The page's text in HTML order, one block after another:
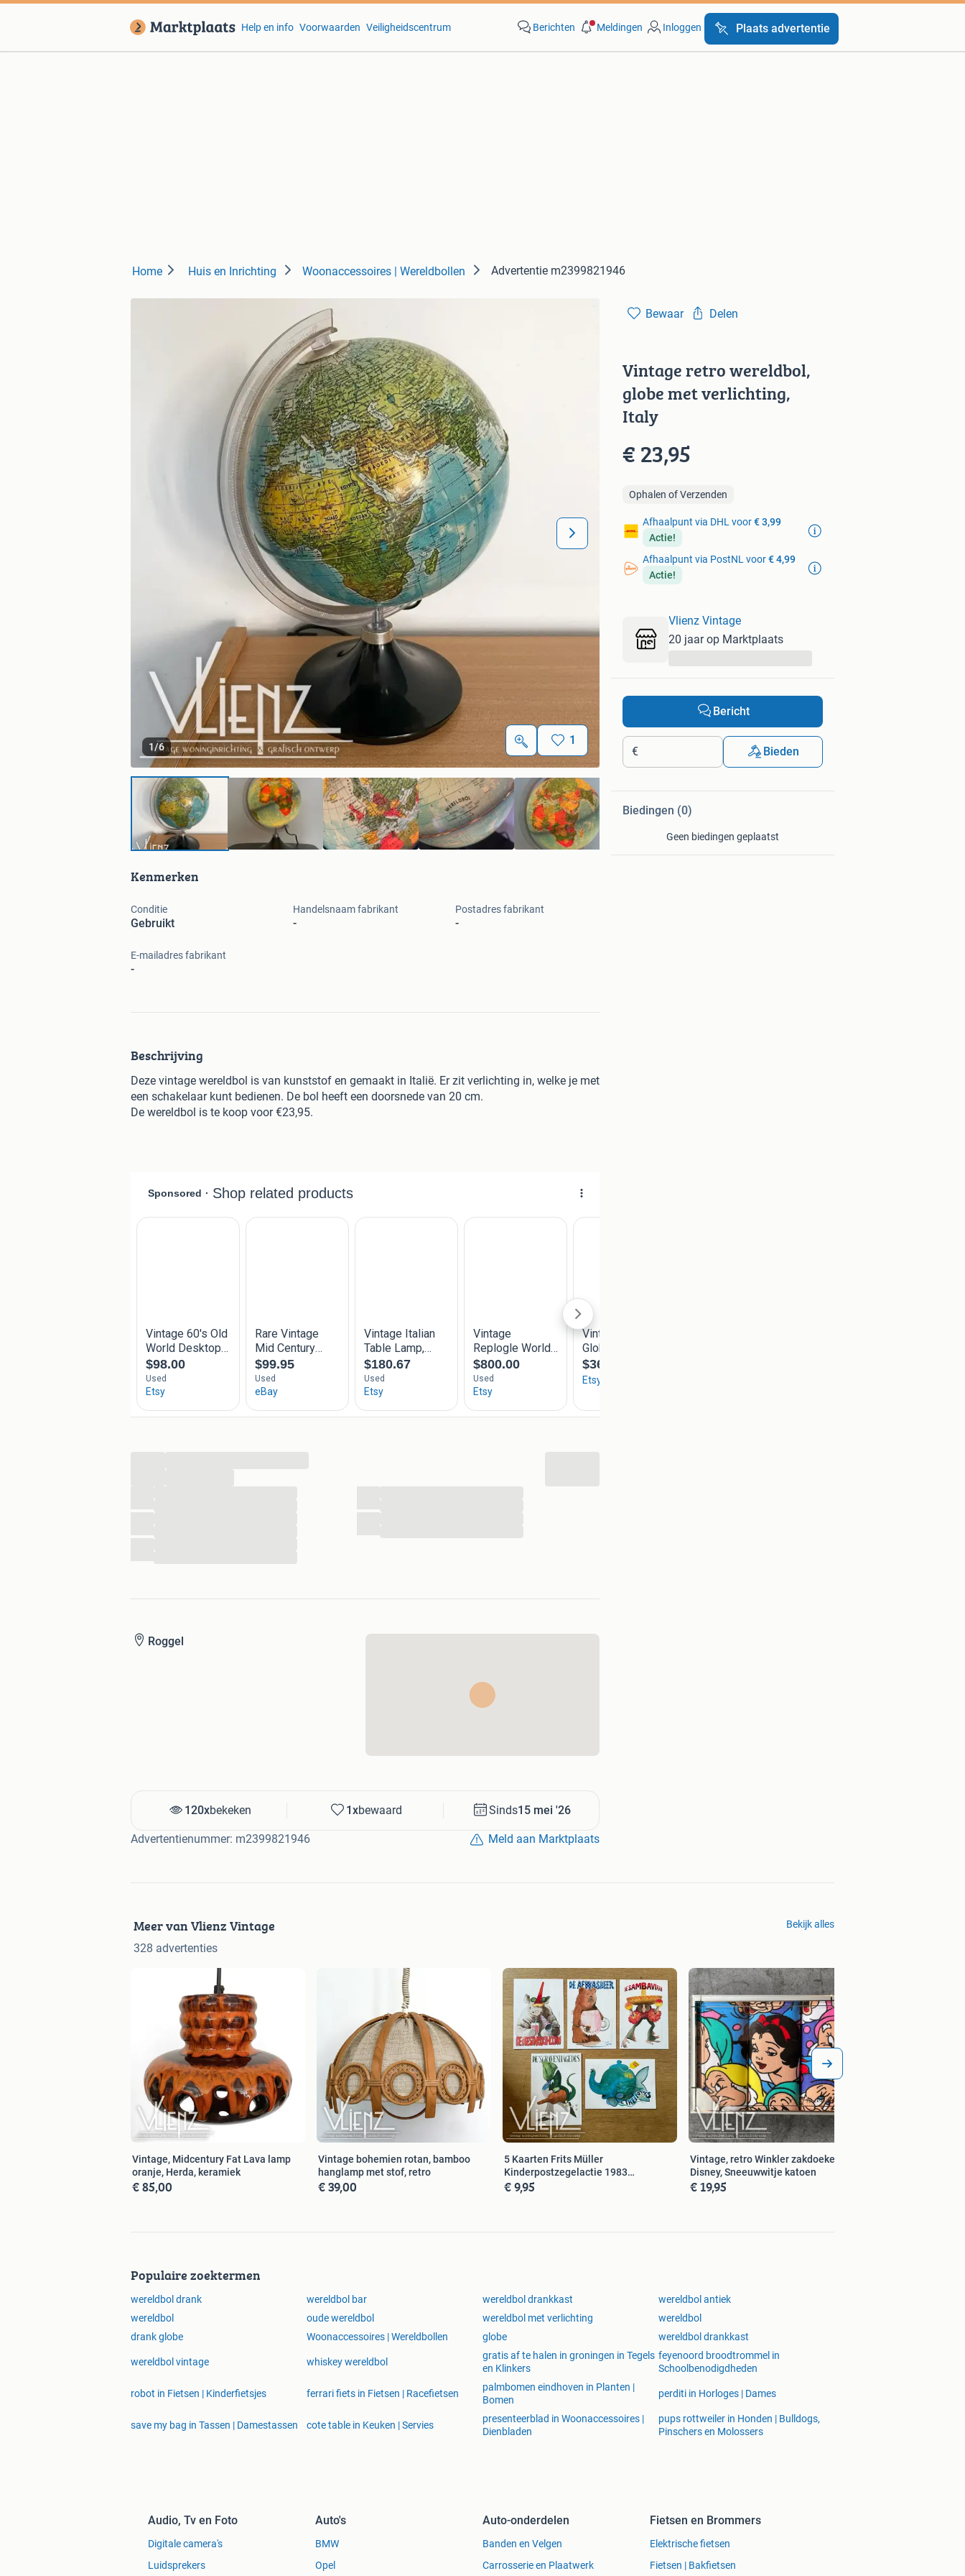
Help en info Voorwaarden Veiligheidscentrum Berichten Meldingen Inloggen Plaats advertentie
Home Huis en Inrichting Woonaccessoires | Wereldbollen Advertentie m2399821946
1/6 1
Kenmerken
Conditie
Gebruikt
Handelsnaam fabrikant
-
Postadres fabrikant
-
E-mailadres fabrikant
-
Beschrijving
Deze vintage wereldbol is van kunststof en gemaakt in Italië. Er zit verlichting in, welke je met
een schakelaar kunt bedienen. De bol heeft een doorsnede van 20 cm.
De wereldbol is te koop voor €23,95.
Roggel
120xbekeken 1xbewaard Sinds15 mei '26
Advertentienummer: m2399821946 Meld aan Marktplaats
Bewaar Delen
Vintage retro wereldbol,
globe met verlichting,
Italy
€ 23,95
Ophalen of Verzenden
Afhaalpunt via DHL voor€ 3,99
Actie!
Afhaalpunt via PostNL voor€ 4,99
Actie!
Vlienz Vintage
20 jaar op Marktplaats
Bericht
€ Bieden
Biedingen (0)
Geen biedingen geplaatst
Meer van Vlienz Vintage
328 advertenties
Bekijk alles
Vintage, Midcentury Fat Lava lamp
oranje, Herda, keramiek
€ 85,00
Vintage bohemien rotan, bamboo
hanglamp met stof, retro
€ 39,00
5 Kaarten Frits Müller
Kinderpostzegelactie 1983
wenskaart
€ 9,95
Vintage, retro Winkler zakdoeken
Disney, Sneeuwwitje katoen
€ 19,95
Populaire zoektermen
wereldbol drank wereldbol bar wereldbol drankkast
wereldbol antiek
wereldbol
oude wereldbol wereldbol met verlichting
wereldbol
drank globe
Woonaccessoires | Wereldbollen globe wereldbol drankkast
wereldbol vintage whiskey wereldbol
gratis af te halen in groningen in Tegels
en Klinkers
feyenoord broodtrommel in
Schoolbenodigdheden
robot in Fietsen | Kinderfietsjes ferrari fiets in Fietsen | Racefietsen
palmbomen eindhoven in Planten |
Bomen
perditi in Horloges | Dames
save my bag in Tassen | Damestassen cote table in Keuken | Servies
presenteerblad in Woonaccessoires |
Dienbladen
pups rottweiler in Honden | Bulldogs,
Pinschers en Molossers
Audio, Tv en Foto
Digitale camera's
Luidsprekers
Auto's
BMW
Opel
Auto-onderdelen
Banden en Velgen
Carrosserie en Plaatwerk
Fietsen en Brommers
Elektrische fietsen
Fietsen | Bakfietsen